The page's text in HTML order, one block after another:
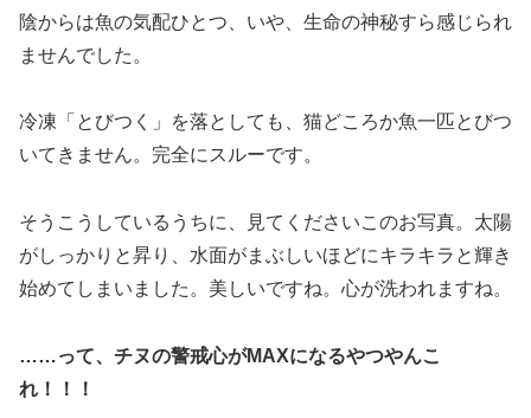
陰からは魚の気配ひとつ、いや、生命の神秘すら感じられ
ませんでした。
冷凍「とびつく」を落としても、猫どころか魚一匹とびつ
いてきません。完全にスルーです。
そうこうしているうちに、見てくださいこのお写真。太陽
がしっかりと昇り、水面がまぶしいほどにキラキラと輝き
始めてしまいました。美しいですね。心が洗われますね。
……って、チヌの警戒心がMAXになるやつやんこ
れ！！！